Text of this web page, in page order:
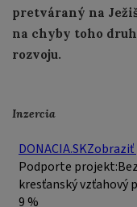
pretváraný na
na chyby toho
rozvoju.
Inzercia